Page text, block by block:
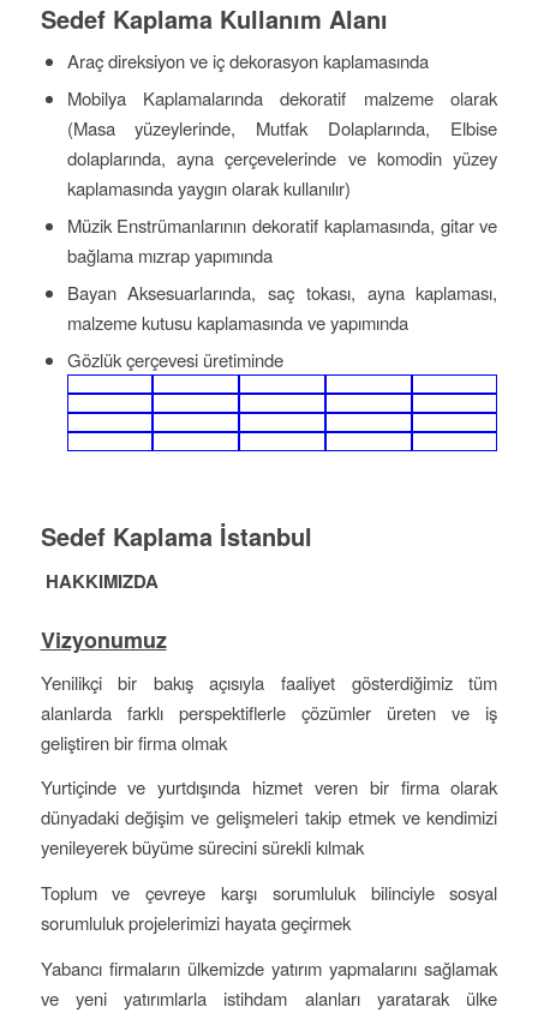
Sedef Kaplama Kullanım Alanı
Araç direksiyon ve iç dekorasyon kaplamasında
Mobilya Kaplamalarında dekoratif malzeme olarak
(Masa yüzeylerinde, Mutfak Dolaplarında, Elbise
dolaplarında, ayna çerçevelerinde ve komodin yüzey
kaplamasında yaygın olarak kullanılır)
Müzik Enstrümanlarının dekoratif kaplamasında, gitar ve
bağlama mızrap yapımında
Bayan Aksesuarlarında, saç tokası, ayna kaplaması,
malzeme kutusu kaplamasında ve yapımında
Gözlük çerçevesi üretiminde
Sedef Kaplama İstanbul
HAKKIMIZDA
Vizyonumuz
Yenilikçi bir bakış açısıyla faaliyet gösterdiğimiz tüm
alanlarda farklı perspektiflerle çözümler üreten ve iş
geliştiren bir firma olmak
Yurtiçinde ve yurtdışında hizmet veren bir firma olarak
dünyadaki değişim ve gelişmeleri takip etmek ve kendimizi
yenileyerek büyüme sürecini sürekli kılmak
Toplum ve çevreye karşı sorumluluk bilinciyle sosyal
sorumluluk projelerimizi hayata geçirmek
Yabancı firmaların ülkemizde yatırım yapmalarını sağlamak
ve yeni yatırımlarla istihdam alanları yaratarak ülke